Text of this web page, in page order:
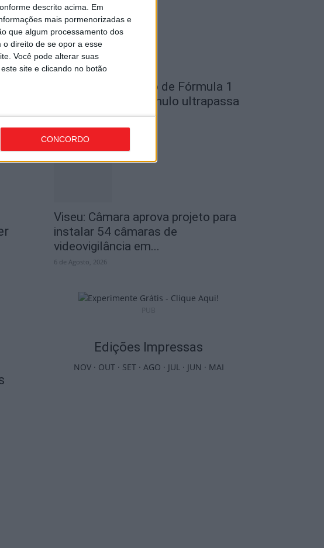
descrito acima. Em
mais pormenorizadas e
que algum processamento dos
direito de se opor a esse
Você pode alterar suas
site e clicando no botão
CONCORDO
Tondela: Exposição de Fórmula 1
no Museu do Caramulo ultrapassa
os...
Viseu: Câmara aprova projeto para
instalar 54 câmaras de
videovigilância em...
6 de Agosto, 2026
Edições Impressas
NOV· OUT· SET· AGO · JUL· JUN · MAI